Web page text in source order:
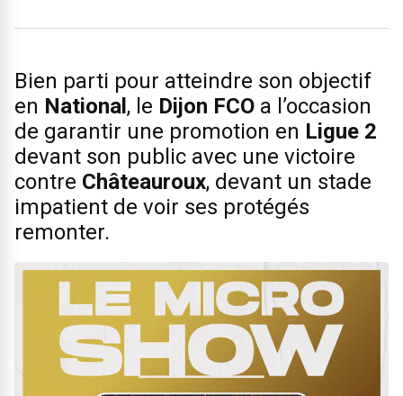
Bien parti pour atteindre son objectif
en National, le Dijon FCO a l’occasion
de garantir une promotion en Ligue 2
devant son public avec une victoire
contre Châteauroux, devant un stade
impatient de voir ses protégés
remonter.